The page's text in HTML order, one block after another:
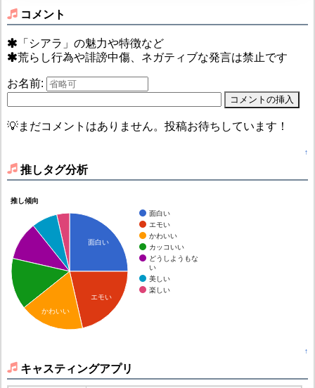
コメント
「シアラ」の魅力や特徴など
荒らし行為や誹謗中傷、ネガティブな発言は禁止です
お名前:
💡まだコメントはありません。投稿お待ちしています！
↑
推しタグ分析
推し傾向
面白い
エモい
かわいい
カッコいい
どうしようもな
い
美しい
楽しい
面白い
エモい
かわいい
↑
キャスティングアプリ